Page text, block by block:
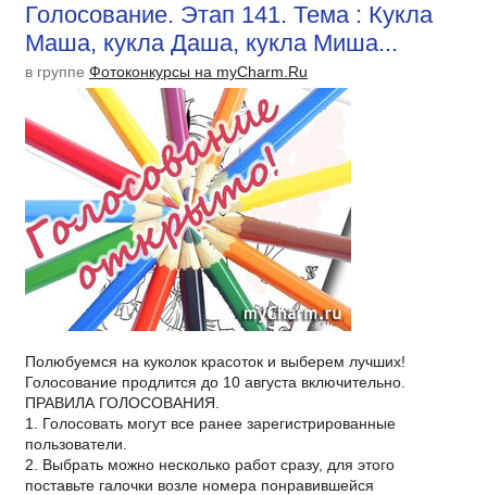
Голосование. Этап 141. Тема : Кукла
Маша, кукла Даша, кукла Миша...
в группе Фотоконкурсы на myCharm.Ru
Полюбуемся на куколок красоток и выберем лучших!
Голосование продлится до 10 августа включительно.
ПРАВИЛА ГОЛОСОВАНИЯ.
1. Голосовать могут все ранее зарегистрированные
пользователи.
2. Выбрать можно несколько работ сразу, для этого
поставьте галочки возле номера понравившейся